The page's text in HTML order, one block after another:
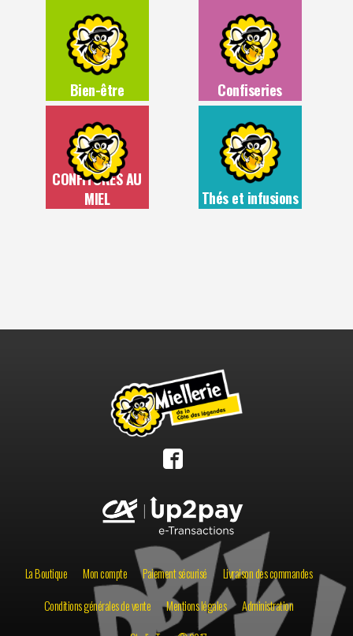
Bien-être Confiseries
CONFITURES AU
MIEL
Thés et infusions
La Boutique Mon compte Paiement sécurisé
Livraison des commandes
Conditions générales de vente
Mentions légales
Administration